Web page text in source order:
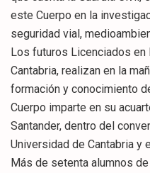
este Cuerpo en la
seguridad vial,
Los futuros Licenciados en
Cantabria, realizan en la
formación y conocimiento
Cuerpo imparte en su
Santander, dentro del
Universidad de Cantabria y
Más de setenta alumnos